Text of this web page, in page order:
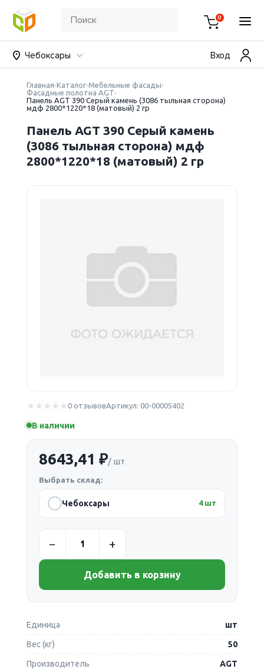
0
Чебоксары Вход
Главная Каталог Мебельные фасады
Фасадные полотна AGT
Панель AGT 390 Серый камень (3086 тыльная сторона)
мдф 2800*1220*18 (матовый) 2 гр
Панель AGT 390 Серый камень
(3086 тыльная сторона) мдф
2800*1220*18 (матовый) 2 гр
0 отзывовАртикул: 00-00005402
В наличии
8643,41 ₽/ шт
Выбрать склад:
Чебоксары 4 шт
Добавить в корзину
Единица шт
Вес (кг) 50
Производитель AGT